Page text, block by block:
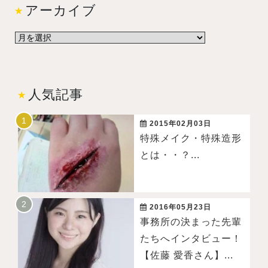
アーカイブ
人気記事
2015年02月03日
特殊メイク・特殊造形
とは・・？...
2016年05月23日
事務所の決まった先輩
たちへインタビュー！
【佐藤 愛香さん】...